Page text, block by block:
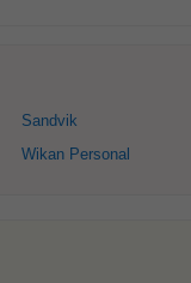
Sandvik
Wikan Personal